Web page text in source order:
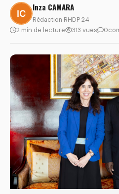
Inza CAMARA
Rédaction RHDP 24
2 min de lecture 313 vues 0